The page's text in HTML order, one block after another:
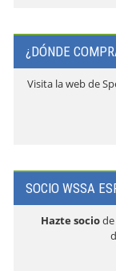
¿DÓNDE
Visita la web de
SOCIO WSSA
Hazte sociode